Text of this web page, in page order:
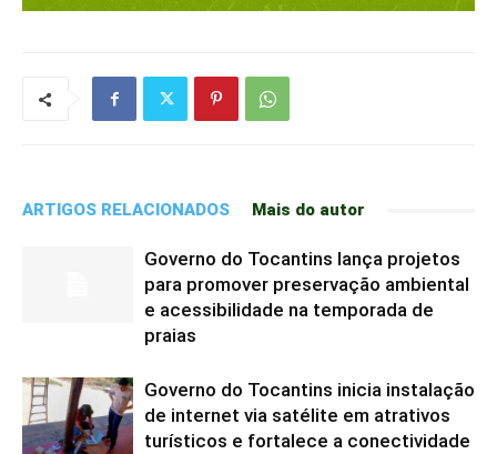
ARTIGOS RELACIONADOS Mais do autor
Governo do Tocantins lança projetos
para promover preservação ambiental
e acessibilidade na temporada de
praias
Governo do Tocantins inicia instalação
de internet via satélite em atrativos
turísticos e fortalece a conectividade